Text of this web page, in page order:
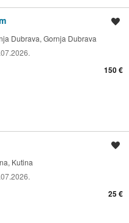
Dubrava, Gornja Dubrava
150 €
Kutina
25 €